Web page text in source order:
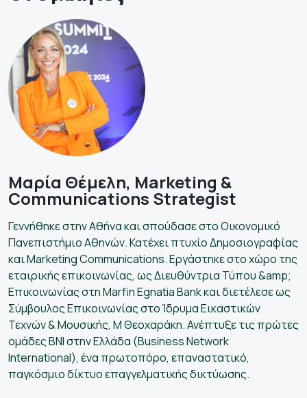
Μαρία Θέμελη, Marketing &
Communications Strategist
Γεννήθηκε στην Αθήνα και σπούδασε στο Οικονομικό
Πανεπιστήμιο Αθηνών. Κατέχει πτυχίο Δημοσιογραφίας
και Marketing Communications. Εργάστηκε στο χώρο της
εταιρικής επικοινωνίας, ως Διευθύντρια Τύπου &amp;
Επικοινωνίας στη Marfin Egnatia Bank και διετέλεσε ως
Σύμβουλος Επικοινωνίας στο Ίδρυμα Εικαστικών
Τεχνών & Μουσικής, Μ Θεοχαράκη. Ανέπτυξε τις πρώτες
ομάδες BNI στην Ελλάδα (Business Network
International), ένα πρωτοπόρο, επαναστατικό,
παγκόσμιο δίκτυο επαγγελματικής δικτύωσης.